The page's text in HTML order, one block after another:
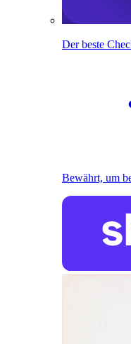
Der beste
Bewährt, um